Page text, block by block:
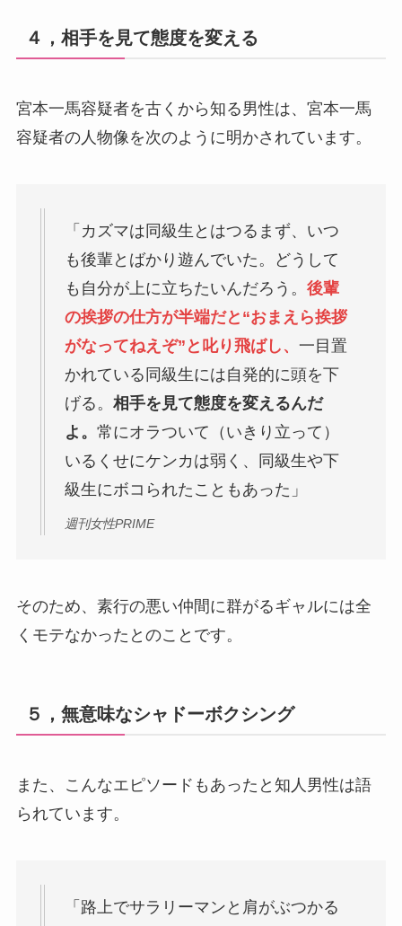
４，相手を見て態度を変える
宮本一馬容疑者を古くから知る男性は、宮本一馬
容疑者の人物像を次のように明かされています。
「カズマは同級生とはつるまず、いつ
も後輩とばかり遊んでいた。どうして
も自分が上に立ちたいんだろう。 後輩
の挨拶の仕方が半端だと“おまえら挨拶
がなってねえぞ”と叱り飛ばし、 一目置
かれている同級生には自発的に頭を下
げる。 相手を見て態度を変えるんだ
よ。 常にオラついて（いきり立って）
いるくせにケンカは弱く、同級生や下
級生にボコられたこともあった」
週刊女性PRIME
そのため、素行の悪い仲間に群がるギャルには全
くモテなかったとのことです。
５，無意味なシャドーボクシング
また、こんなエピソードもあったと知人男性は語
られています。
「路上でサラリーマンと肩がぶつかる